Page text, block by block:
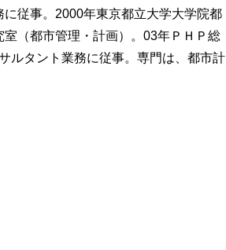
従事。2000年東京都立大学大学院都
（都市管理・計画）。03年ＰＨＰ総
ルタント業務に従事。専門は、都市計